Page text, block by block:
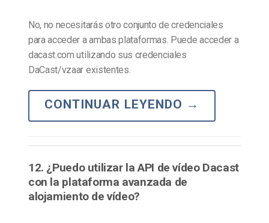
No, no necesitarás otro conjunto de credenciales
para acceder a ambas plataformas. Puede acceder a
dacast.com utilizando sus credenciales
DaCast/vzaar existentes.
CONTINUAR LEYENDO →
12. ¿Puedo utilizar la API de vídeo Dacast
con la plataforma avanzada de
alojamiento de vídeo?